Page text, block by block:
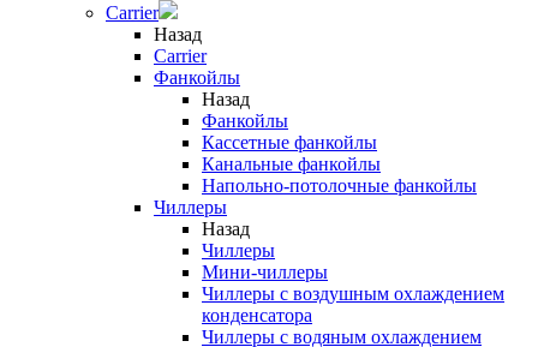
Carrier
Назад
Carrier
Фанкойлы
Назад
Фанкойлы
Кассетные фанкойлы
Канальные фанкойлы
Напольно-потолочные фанкойлы
Чиллеры
Назад
Чиллеры
Мини-чиллеры
Чиллеры с воздушным охлаждением
конденсатора
Чиллеры с водяным охлаждением